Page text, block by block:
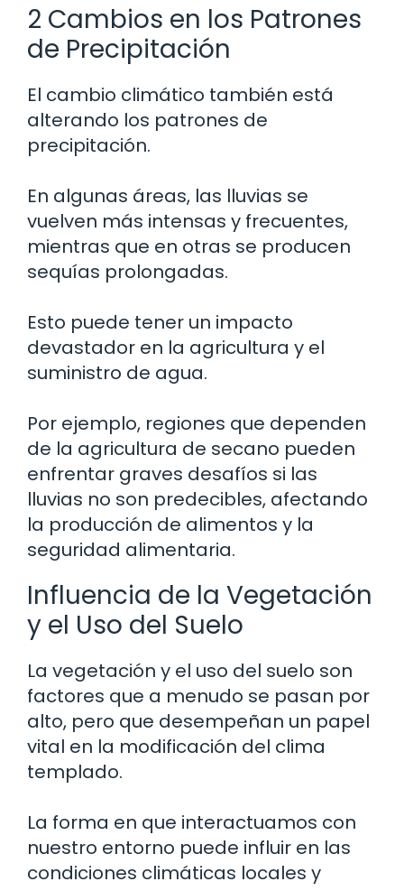
2 Cambios en los Patrones
de Precipitación
El cambio climático también está
alterando los patrones de
precipitación.
En algunas áreas, las lluvias se
vuelven más intensas y frecuentes,
mientras que en otras se producen
sequías prolongadas.
Esto puede tener un impacto
devastador en la agricultura y el
suministro de agua.
Por ejemplo, regiones que dependen
de la agricultura de secano pueden
enfrentar graves desafíos si las
lluvias no son predecibles, afectando
la producción de alimentos y la
seguridad alimentaria.
Influencia de la Vegetación
y el Uso del Suelo
La vegetación y el uso del suelo son
factores que a menudo se pasan por
alto, pero que desempeñan un papel
vital en la modificación del clima
templado.
La forma en que interactuamos con
nuestro entorno puede influir en las
condiciones climáticas locales y